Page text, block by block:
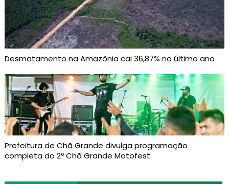
Desmatamento na Amazônia cai 36,87% no último ano
Prefeitura de Chã Grande divulga programação
completa do 2º Chã Grande Motofest